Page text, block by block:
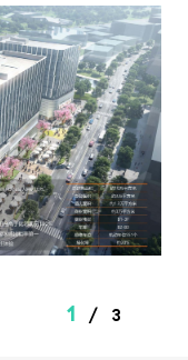
1 / 3